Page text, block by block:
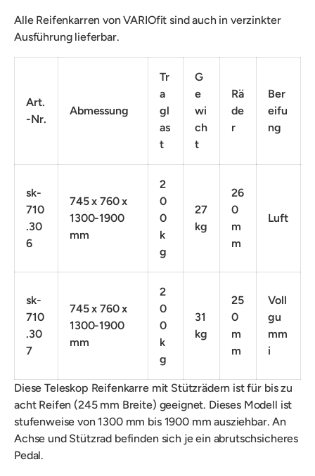
Alle Reifenkarren von VARIOfit sind auch in verzinkter
Ausführung lieferbar.
Art.
-Nr.
Abmessung
Tr
a
gl
as
t
G
e
wi
ch
t
Rä
de
r
Ber
eifu
ng
sk-
710
.30
6
745 x 760 x
1300-1900
mm
2
0
0
k
g
27
kg
26
0
m
m
Luft
sk-
710
.30
7
745 x 760 x
1300-1900
mm
2
0
0
k
g
31
kg
25
0
m
m
Voll
gu
mm
i
Diese Teleskop Reifenkarre mit Stützrädern ist für bis zu
acht Reifen (245 mm Breite) geeignet. Dieses Modell ist
stufenweise von 1300 mm bis 1900 mm ausziehbar. An
Achse und Stützrad befinden sich je ein abrutschsicheres
Pedal.